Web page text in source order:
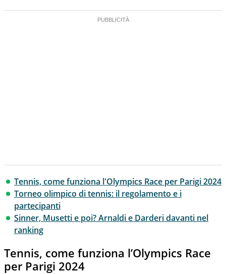
Tennis, come funziona l'Olympics Race per Parigi 2024
Torneo olimpico di tennis: il regolamento e i
partecipanti
Sinner, Musetti e poi? Arnaldi e Darderi davanti nel
ranking
Tennis, come funziona l’Olympics Race
per Parigi 2024